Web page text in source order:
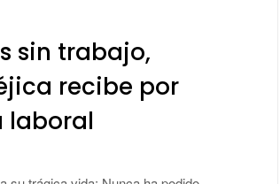
sin trabajo,
recibe por
laboral